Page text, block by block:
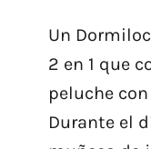
Un
2 en 1 que
peluche
Durante el